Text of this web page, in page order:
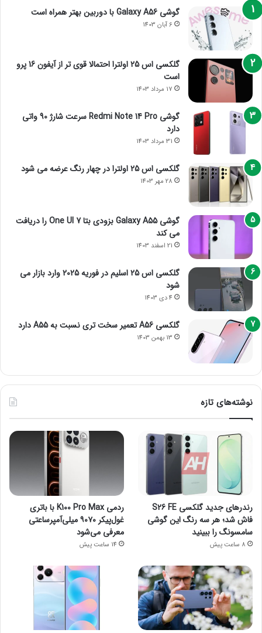
گوشی Galaxy A56 با دوربین بهتر همراه است
6 آبان 1403
گلکسی اس 25 اولترا احتمالا قوی تر از آیفون 16 پرو
است
17 مرداد 1403
گوشی Redmi Note 14 Pro سرعت شارژ 90 واتی
دارد
31 مرداد 1403
گلکسی اس 25 اولترا در چهار رنگ عرضه می شود
28 مهر 1403
گوشی Galaxy A55 بزودی بتا One UI 7 را دریافت
می کند
21 اسفند 1403
گلکسی اس 25 اسلیم در فوریه 2025 وارد بازار می
شود
4 دی 1403
گلکسی A56 تعمیر سخت تری نسبت به A55 دارد
13 بهمن 1403
نوشته‌های تازه
رندرهای جدید گلکسی S26 FE
فاش شد؛ هر سه رنگ این گوشی
سامسونگ را ببینید
8 ساعت پیش
ردمی K100 Pro Max با باتری
غول‌پیکر ۹۰۷۰ میلی‌آمپرساعتی
معرفی می‌شود
14 ساعت پیش